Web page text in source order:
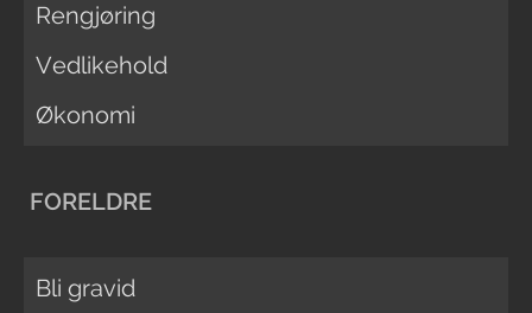
Rengjøring
Vedlikehold
Økonomi
FORELDRE
Bli gravid